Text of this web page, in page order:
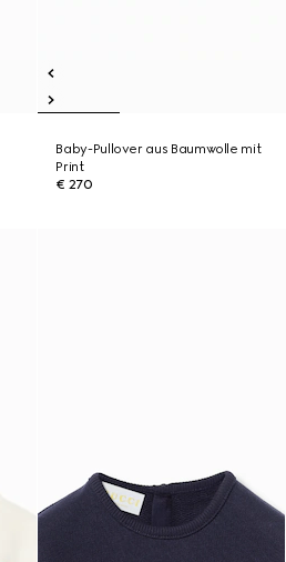
Baby-Pullover aus Baumwolle mit
Print
€ 270